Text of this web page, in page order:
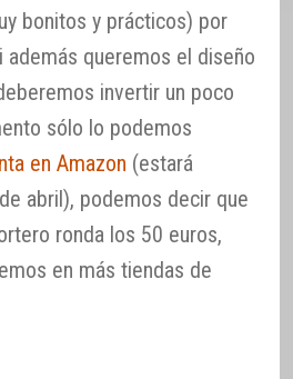
bonitos y prácticos) por
además queremos el diseño
invertir un poco
sólo lo podemos
en Amazon (estará
abril), podemos decir que
ronda los 50 euros,
en más tiendas de